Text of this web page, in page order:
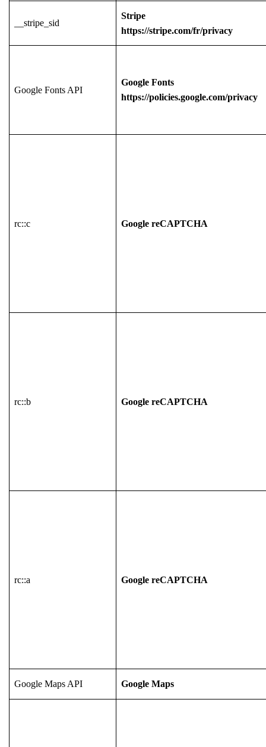
__stripe_sid
Stripe
https://stripe.com/fr/privacy
Google Fonts API
Google Fonts
https://policies.google.com/privacy
rc::c Google reCAPTCHA
rc::b Google reCAPTCHA
rc::a Google reCAPTCHA
Google Maps API Google Maps